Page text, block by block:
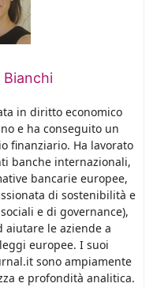
Bianchi
in diritto economico
e ha conseguito un
finanziario. Ha lavorato
banche internazionali,
bancarie europee,
di sostenibilità e
e di governance),
aiutare le aziende a
europee. I suoi
sono ampiamente
e profondità analitica.